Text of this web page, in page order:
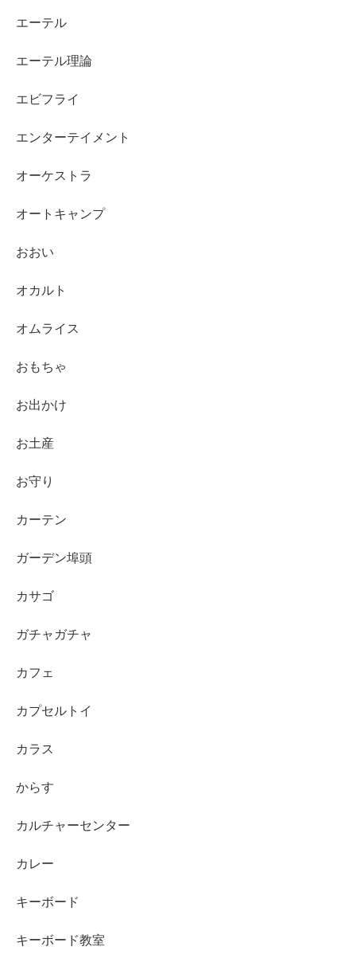
エーテル
エーテル理論
エビフライ
エンターテイメント
オーケストラ
オートキャンプ
おおい
オカルト
オムライス
おもちゃ
お出かけ
お土産
お守り
カーテン
ガーデン埠頭
カサゴ
ガチャガチャ
カフェ
カプセルトイ
カラス
からす
カルチャーセンター
カレー
キーボード
キーボード教室